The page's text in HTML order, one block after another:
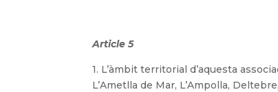
Article 5
1. L’àmbit territorial d’aquesta
L’Ametlla de Mar, L’Ampolla,